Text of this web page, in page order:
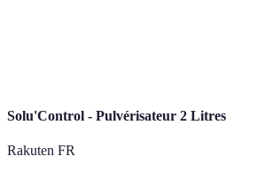
Solu'Control - Pulvérisateur 2 Litres
Rakuten FR